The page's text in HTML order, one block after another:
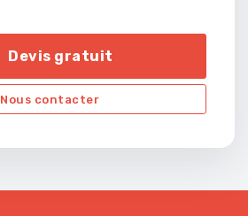
Devis gratuit
Nous contacter